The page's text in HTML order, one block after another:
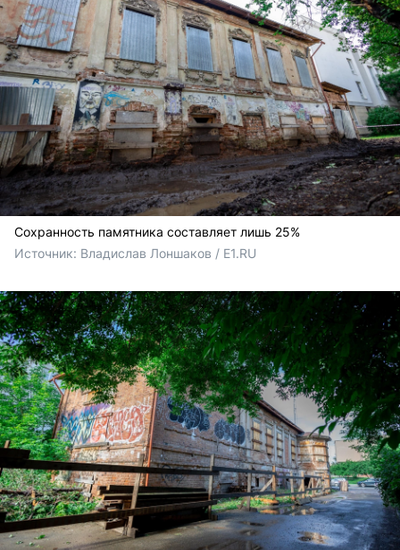
Сохранность памятника составляет лишь 25%
Источник: Владислав Лоншаков / E1.RU